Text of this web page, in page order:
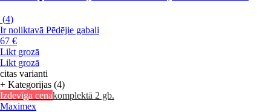
(4)
Ir noliktavā Pēdējie gabali
67 €
Likt grozā
Likt grozā
citas varianti
+ Kategorijas (4)
Izdevīga cenakomplektā 2 gb.
Maximex